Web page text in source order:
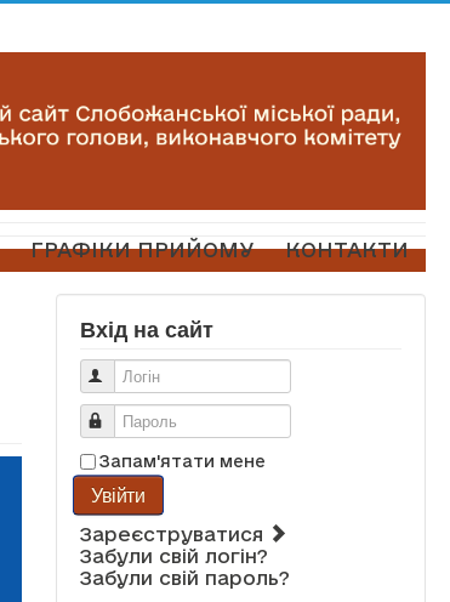
ГРАФІКИ ПРИЙОМУ КОНТАКТИ
Вхід на сайт
Логін
Пароль
Запам'ятати мене
Увійти
Зареєструватися
Забули свій логін?
Забули свій пароль?